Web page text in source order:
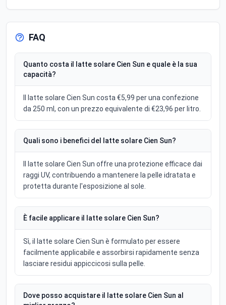
FAQ
Quanto costa il latte solare Cien Sun e quale è la sua
capacità?
Il latte solare Cien Sun costa €5,99 per una confezione
da 250 ml, con un prezzo equivalente di €23,96 per litro.
Quali sono i benefici del latte solare Cien Sun?
Il latte solare Cien Sun offre una protezione efficace dai
raggi UV, contribuendo a mantenere la pelle idratata e
protetta durante l'esposizione al sole.
È facile applicare il latte solare Cien Sun?
Sì, il latte solare Cien Sun è formulato per essere
facilmente applicabile e assorbirsi rapidamente senza
lasciare residui appiccicosi sulla pelle.
Dove posso acquistare il latte solare Cien Sun al